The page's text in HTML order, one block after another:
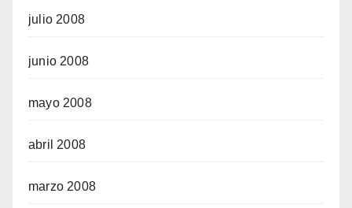
julio 2008
junio 2008
mayo 2008
abril 2008
marzo 2008